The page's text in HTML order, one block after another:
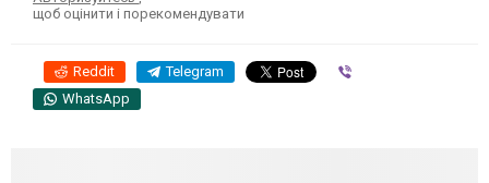
щоб оцінити і порекомендувати
Reddit Telegram
WhatsApp